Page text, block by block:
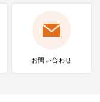
お問い合わせ